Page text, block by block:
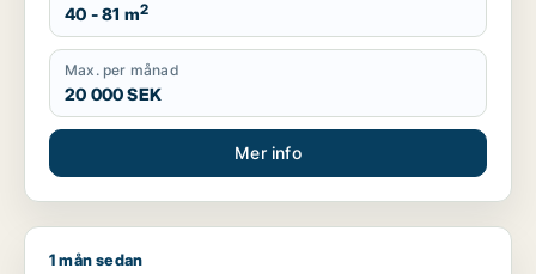
40 - 81 m2
Max. per månad
20 000 SEK
Mer info
Marie-therese söker kontor, butik, kontorsplats,
1 mån sedan